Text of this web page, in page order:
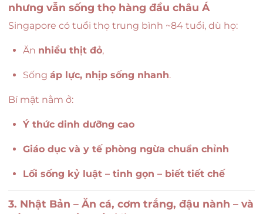
nhưng vẫn sống thọ hàng đầu châu Á
Singapore có tuổi thọ trung bình ~84 tuổi, dù họ:
Ăn nhiều thịt đỏ,
Sống áp lực, nhịp sống nhanh.
Bí mật nằm ở:
Ý thức dinh dưỡng cao
Giáo dục và y tế phòng ngừa chuẩn chỉnh
Lối sống kỷ luật – tinh gọn – biết tiết chế
3. Nhật Bản – Ăn cá, cơm trắng, đậu nành – và